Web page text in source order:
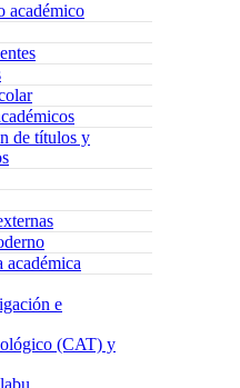
académico
de títulos y
e
(CAT) y